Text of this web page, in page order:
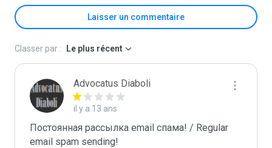
Laisser un commentaire
Classer par : Le plus récent
Advocatus Diaboli
il y a 13 ans
Постоянная рассылка email спама! / Regular
email spam sending!